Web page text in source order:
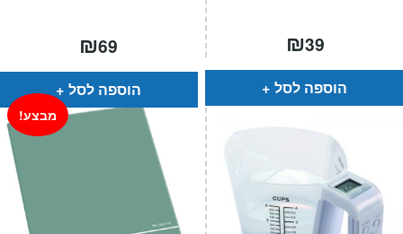
₪69
הוספה לסל
₪39
הוספה לסל
מבצע!